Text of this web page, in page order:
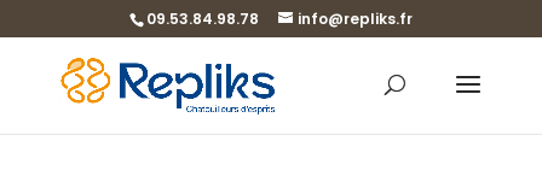
09.53.84.98.78 info@repliks.fr